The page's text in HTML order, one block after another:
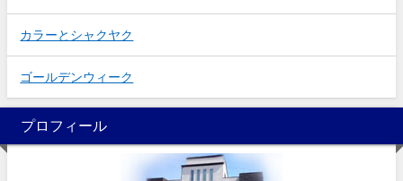
カラーとシャクヤク
ゴールデンウィーク
プロフィール